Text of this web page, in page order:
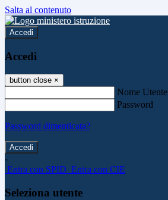
Salta al contenuto
Accedi
Accedi
button close ×
Nome Utente
Password
Password dimenticata?
-
Entra con SPID Entra con CIE
Seleziona utente